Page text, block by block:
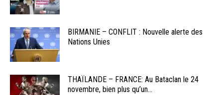
BIRMANIE – CONFLIT : Nouvelle alerte des
Nations Unies
THAÏLANDE – FRANCE: Au Bataclan le 24
novembre, bien plus qu’un...